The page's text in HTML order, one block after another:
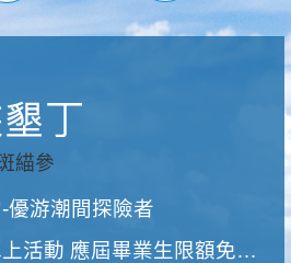
優游潮間探險者
動 應屆畢業生限額免費參加